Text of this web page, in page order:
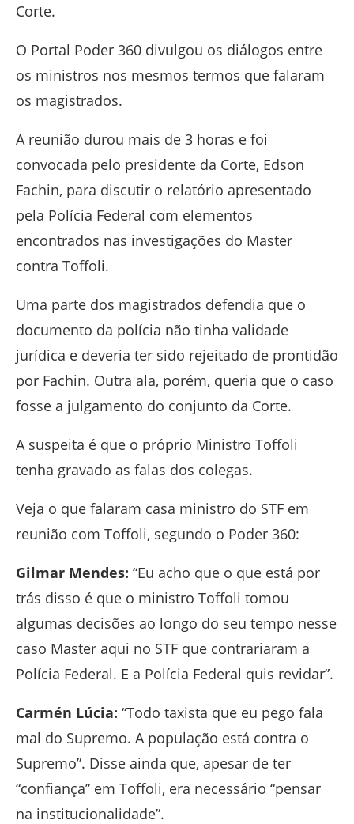
Corte.
O Portal Poder 360 divulgou os diálogos entre
os ministros nos mesmos termos que falaram
os magistrados.
A reunião durou mais de 3 horas e foi
convocada pelo presidente da Corte, Edson
Fachin, para discutir o relatório apresentado
pela Polícia Federal com elementos
encontrados nas investigações do Master
contra Toffoli.
Uma parte dos magistrados defendia que o
documento da polícia não tinha validade
jurídica e deveria ter sido rejeitado de prontidão
por Fachin. Outra ala, porém, queria que o caso
fosse a julgamento do conjunto da Corte.
A suspeita é que o próprio Ministro Toffoli
tenha gravado as falas dos colegas.
Veja o que falaram casa ministro do STF em
reunião com Toffoli, segundo o Poder 360:
Gilmar Mendes: “Eu acho que o que está por
trás disso é que o ministro Toffoli tomou
algumas decisões ao longo do seu tempo nesse
caso Master aqui no STF que contrariaram a
Polícia Federal. E a Polícia Federal quis revidar”.
Carmén Lúcia: “Todo taxista que eu pego fala
mal do Supremo. A população está contra o
Supremo”. Disse ainda que, apesar de ter
“confiança” em Toffoli, era necessário “pensar
na institucionalidade”.